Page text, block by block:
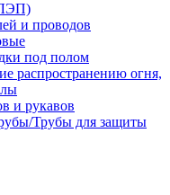
и проводов
под полом
распространению огня,
и рукавов
Трубы для защиты